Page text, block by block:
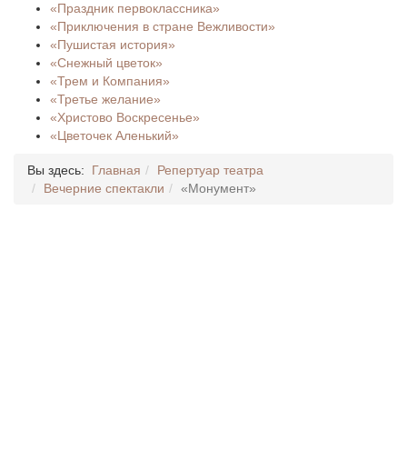
«Праздник первоклассника»
«Приключения в стране Вежливости»
«Пушистая история»
«Снежный цветок»
«Трем и Компания»
«Третье желание»
«Христово Воскресенье»
«Цветочек Аленький»
Вы здесь: Главная
Репертуар театра
Вечерние спектакли
«Монумент»